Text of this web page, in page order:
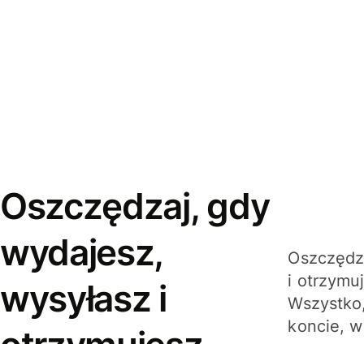
Oszczędzaj, gdy
wydajesz,
wysyłasz i
i
koncie,